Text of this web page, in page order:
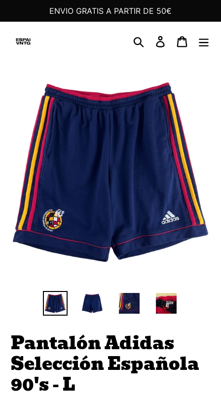
contenido
ENVIO GRATIS A PARTIR DE 50€
Buscar IngresarCarrito
Pantalón Adidas
Selección Española
90's - L